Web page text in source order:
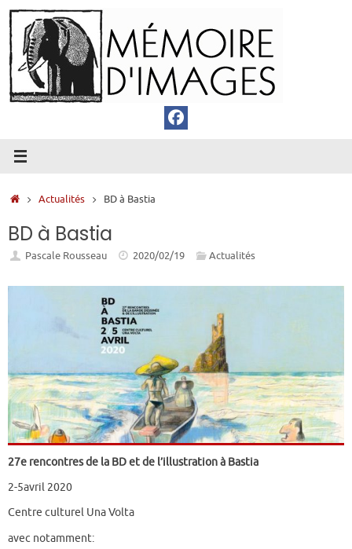
Passer
au
contenu
Accueil
Actualités BD à Bastia
BD à Bastia
Pascale Rousseau 2020/02/19 Actualités
27e rencontres de la BD et de l’illustration à Bastia
2-5avril 2020
Centre culturel Una Volta
avec notamment: